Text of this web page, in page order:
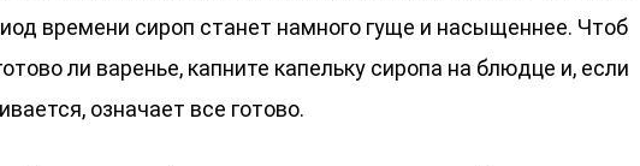
времени сироп станет намного гуще и насыщеннее. Чтоб
ли варенье, капните капельку сиропа на блюдце и, если
означает все готово.